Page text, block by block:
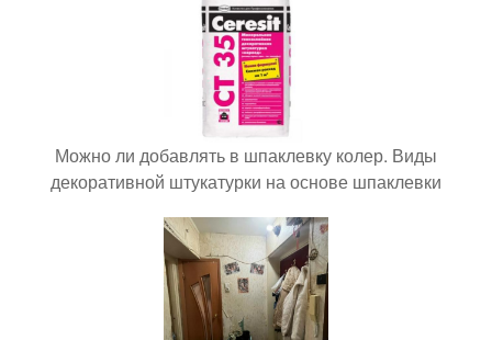
Можно ли добавлять в шпаклевку колер. Виды
декоративной штукатурки на основе шпаклевки